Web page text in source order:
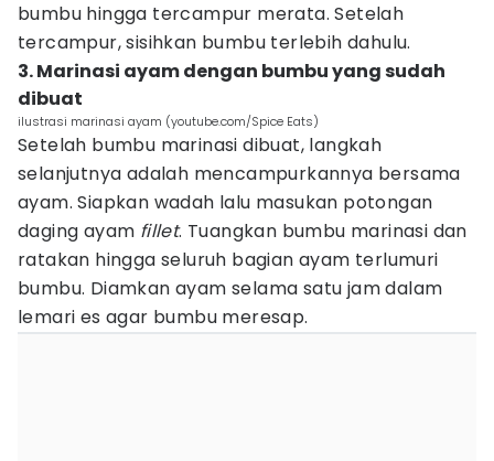
bumbu hingga tercampur merata. Setelah
tercampur, sisihkan bumbu terlebih dahulu.
3. Marinasi ayam dengan bumbu yang sudah
dibuat
ilustrasi marinasi ayam (youtube.com/Spice Eats)
Setelah bumbu marinasi dibuat, langkah
selanjutnya adalah mencampurkannya bersama
ayam. Siapkan wadah lalu masukan potongan
daging ayam fillet. Tuangkan bumbu marinasi dan
ratakan hingga seluruh bagian ayam terlumuri
bumbu. Diamkan ayam selama satu jam dalam
lemari es agar bumbu meresap.